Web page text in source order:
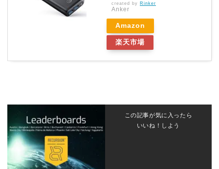
created by Rinker
Anker
Amazon
楽天市場
この記事が気に入ったら
いいね！しよう